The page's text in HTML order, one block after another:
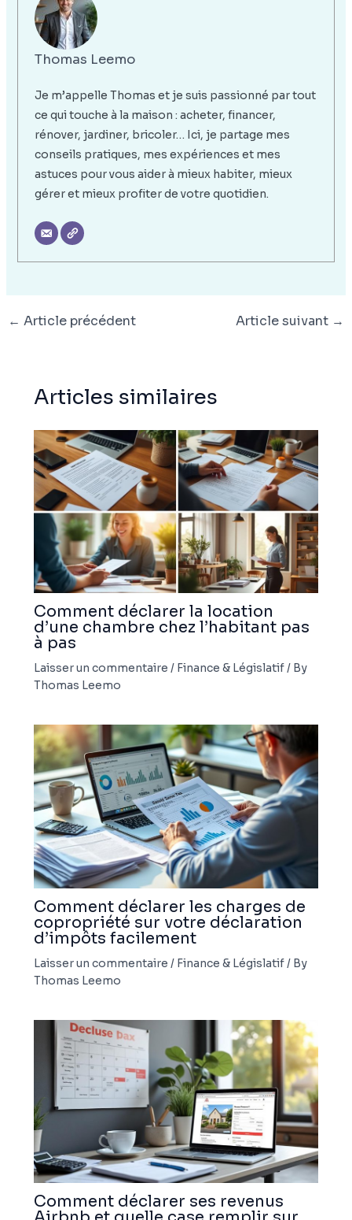
Thomas Leemo
Je m’appelle Thomas et je suis passionné par tout
ce qui touche à la maison : acheter, financer,
rénover, jardiner, bricoler… Ici, je partage mes
conseils pratiques, mes expériences et mes
astuces pour vous aider à mieux habiter, mieux
gérer et mieux profiter de votre quotidien.
← Article précédent Article suivant →
Articles similaires
Comment déclarer la location
d’une chambre chez l’habitant pas
à pas
Laisser un commentaire / Finance & Législatif/ By
Thomas Leemo
Comment déclarer les charges de
copropriété sur votre déclaration
d’impôts facilement
Laisser un commentaire / Finance & Législatif/ By
Thomas Leemo
Comment déclarer ses revenus